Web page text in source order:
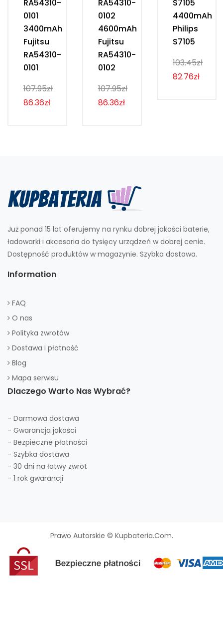
RA54310-
0101
3400mAh
Fujitsu
RA54310-
0101
107.95zł
86.36zł
RA54310-
0102
4600mAh
Fujitsu
RA54310-
0102
107.95zł
86.36zł
S7105
4400mAh
Philips
S7105
103.45zł
82.76zł
Już ponad 15 lat oferujemy na rynku dobrej jakości baterie,
ładowarki i akcesoria do tysięcy urządzeń w dobrej cenie.
Dostępność produktów w magazynie. Szybka dostawa.
Information
FAQ
O nas
Polityka zwrotów
Dostawa i płatność
Blog
Mapa serwisu
Dlaczego Warto Nas Wybrać?
- Darmowa dostawa
- Gwarancja jakości
- Bezpieczne płatności
- Szybka dostawa
- 30 dni na łatwy zwrot
- 1 rok gwarancji
Prawo Autorskie © Kupbateria.com.